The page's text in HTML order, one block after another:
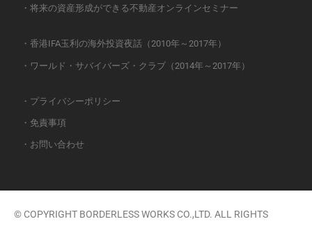
・将来の資産形成ができる不動産オンラインセミナー
・香港IFA玉利の海外投資夜話（2010年～2017年）
・ワールド・サバイバーズ・クラブ（2014年～2017年）
・プライバシーポリシー
・免責事項
・お問い合わせ
© COPYRIGHT BORDERLESS WORKS CO.,LTD. ALL RIGHTS